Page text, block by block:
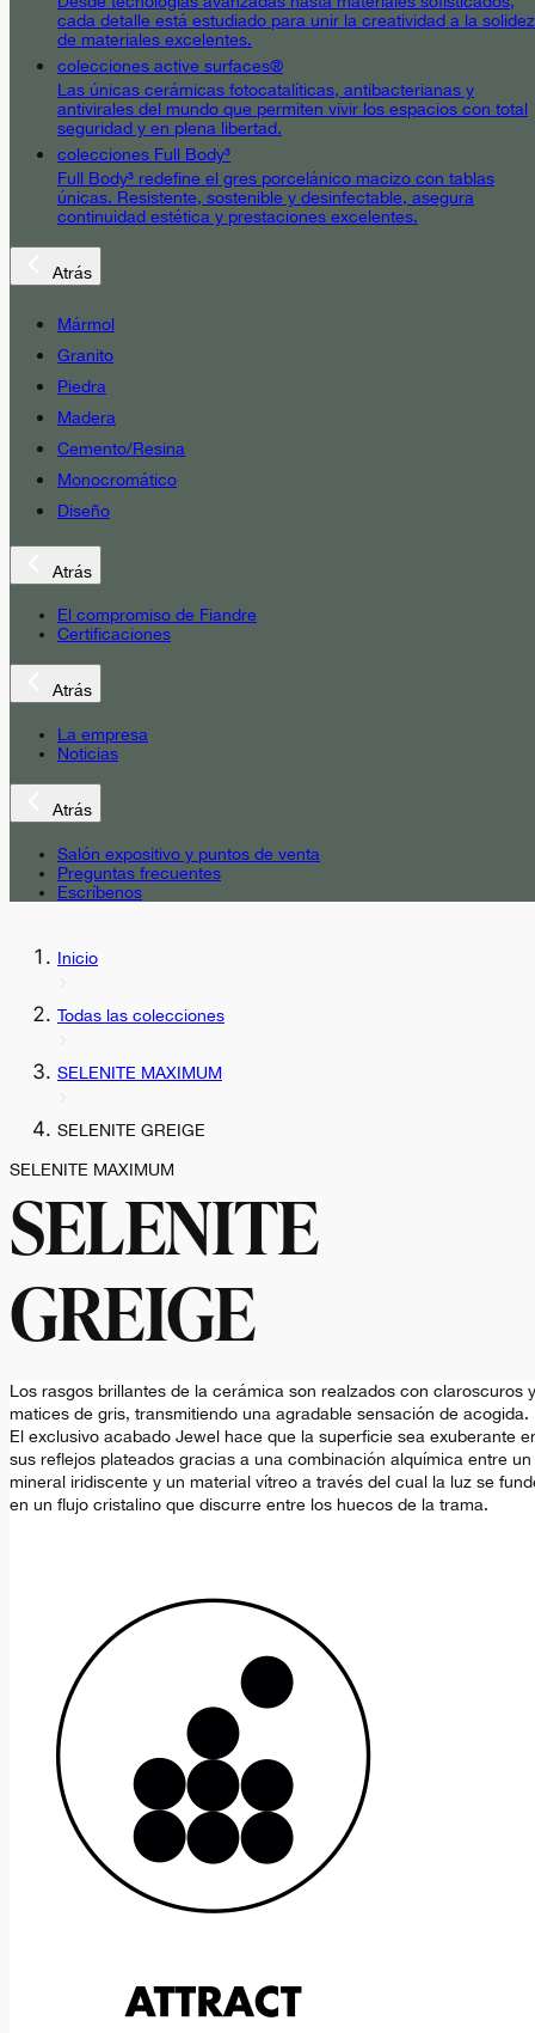
cada detalle está estudiado para unir la creatividad a la solidez
de materiales excelentes.
colecciones active surfaces®
Las únicas cerámicas fotocatalíticas, antibacterianas y
antivirales del mundo que permiten vivir los espacios con total
seguridad y en plena libertad.
colecciones Full Body³
Full Body³ redefine el gres porcelánico macizo con tablas
únicas. Resistente, sostenible y desinfectable, asegura
continuidad estética y prestaciones excelentes.
Atrás
Mármol
Granito
Piedra
Madera
Cemento/Resina
Monocromático
Diseño
Atrás
El compromiso de Fiandre
Certificaciones
Atrás
La empresa
Noticias
Atrás
Salón expositivo y puntos de venta
Preguntas frecuentes
Escríbenos
Inicio
Todas las colecciones
SELENITE MAXIMUM
SELENITE GREIGE
SELENITE MAXIMUM
SELENITE
GREIGE
Los rasgos brillantes de la cerámica son realzados con claroscuros y
matices de gris, transmitiendo una agradable sensación de acogida.
El exclusivo acabado Jewel hace que la superficie sea exuberante
sus reflejos plateados gracias a una combinación alquímica entre un
mineral iridiscente y un material vítreo a través del cual la luz se
en un flujo cristalino que discurre entre los huecos de la trama.